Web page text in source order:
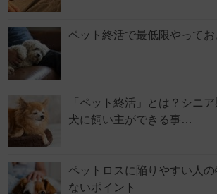
ペット終活で最低限やってお
「ペット終活」とは？シニ
犬に飼い主ができる事…
ペットロスに陥りやすい人
ないポイント